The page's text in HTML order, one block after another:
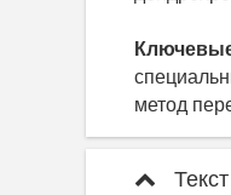
метод
Текст